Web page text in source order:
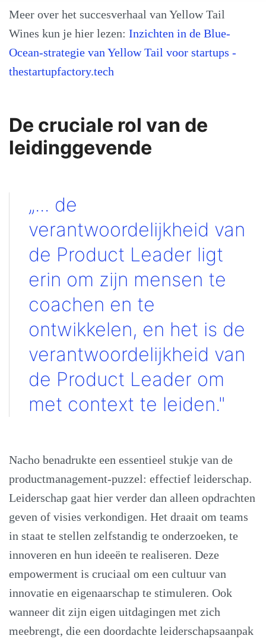
Meer over het succesverhaal van Yellow Tail
Wines kun je hier lezen: Inzichten in de Blue-
Ocean-strategie van Yellow Tail voor startups -
thestartupfactory.tech
De cruciale rol van de
leidinggevende
„... de
verantwoordelijkheid van
de Product Leader ligt
erin om zijn mensen te
coachen en te
ontwikkelen, en het is de
verantwoordelijkheid van
de Product Leader om
met context te leiden."
Nacho benadrukte een essentieel stukje van de
productmanagement-puzzel: effectief leiderschap.
Leiderschap gaat hier verder dan alleen opdrachten
geven of visies verkondigen. Het draait om teams
in staat te stellen zelfstandig te onderzoeken, te
innoveren en hun ideeën te realiseren. Deze
empowerment is cruciaal om een cultuur van
innovatie en eigenaarschap te stimuleren. Ook
wanneer dit zijn eigen uitdagingen met zich
meebrengt, die een doordachte leiderschapsaanpak